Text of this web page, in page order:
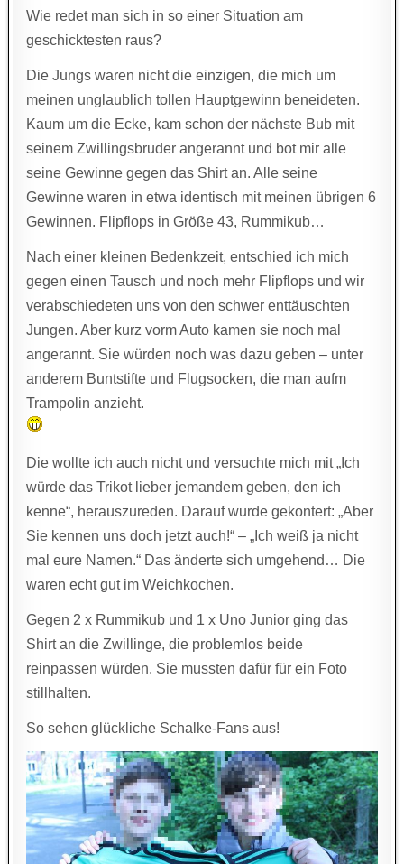
Wie redet man sich in so einer Situation am
geschicktesten raus?
Die Jungs waren nicht die einzigen, die mich um
meinen unglaublich tollen Hauptgewinn beneideten.
Kaum um die Ecke, kam schon der nächste Bub mit
seinem Zwillingsbruder angerannt und bot mir alle
seine Gewinne gegen das Shirt an. Alle seine
Gewinne waren in etwa identisch mit meinen übrigen 6
Gewinnen. Flipflops in Größe 43, Rummikub…
Nach einer kleinen Bedenkzeit, entschied ich mich
gegen einen Tausch und noch mehr Flipflops und wir
verabschiedeten uns von den schwer enttäuschten
Jungen. Aber kurz vorm Auto kamen sie noch mal
angerannt. Sie würden noch was dazu geben – unter
anderem Buntstifte und Flugsocken, die man aufm
Trampolin anzieht.
Die wollte ich auch nicht und versuchte mich mit „Ich
würde das Trikot lieber jemandem geben, den ich
kenne“, herauszureden. Darauf wurde gekontert: „Aber
Sie kennen uns doch jetzt auch!“ – „Ich weiß ja nicht
mal eure Namen.“ Das änderte sich umgehend… Die
waren echt gut im Weichkochen.
Gegen 2 x Rummikub und 1 x Uno Junior ging das
Shirt an die Zwillinge, die problemlos beide
reinpassen würden. Sie mussten dafür für ein Foto
stillhalten.
So sehen glückliche Schalke-Fans aus!